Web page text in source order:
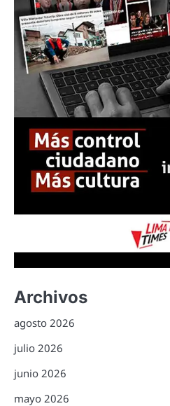
Archivos
agosto 2026
julio 2026
junio 2026
mayo 2026